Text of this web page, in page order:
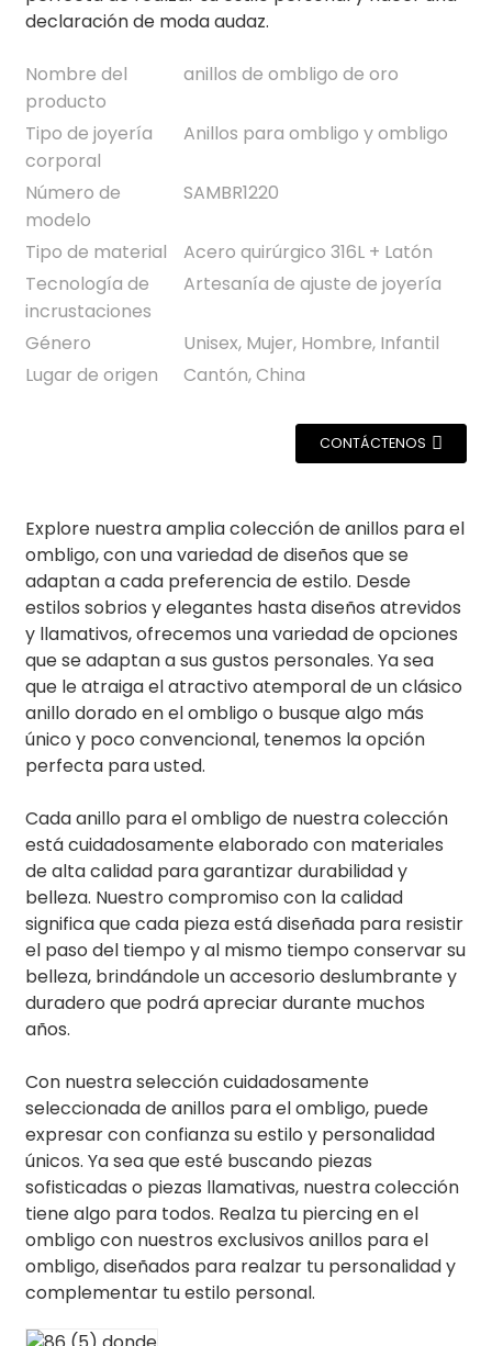
declaración de moda audaz.
Nombre del
producto
anillos de ombligo de oro
Tipo de joyería
corporal
Anillos para ombligo y ombligo
Número de
modelo
SAMBR1220
Tipo de material
Acero quirúrgico 316L + Latón
Tecnología de
incrustaciones
Artesanía de ajuste de joyería
Género
Unisex, Mujer, Hombre, Infantil
Lugar de origen
Cantón, China
CONTÁCTENOS
Explore nuestra amplia colección de anillos para el
ombligo, con una variedad de diseños que se
adaptan a cada preferencia de estilo. Desde
estilos sobrios y elegantes hasta diseños atrevidos
y llamativos, ofrecemos una variedad de opciones
que se adaptan a sus gustos personales. Ya sea
que le atraiga el atractivo atemporal de un clásico
anillo dorado en el ombligo o busque algo más
único y poco convencional, tenemos la opción
perfecta para usted.
Cada anillo para el ombligo de nuestra colección
está cuidadosamente elaborado con materiales
de alta calidad para garantizar durabilidad y
belleza. Nuestro compromiso con la calidad
significa que cada pieza está diseñada para resistir
el paso del tiempo y al mismo tiempo conservar su
belleza, brindándole un accesorio deslumbrante y
duradero que podrá apreciar durante muchos
años.
Con nuestra selección cuidadosamente
seleccionada de anillos para el ombligo, puede
expresar con confianza su estilo y personalidad
únicos. Ya sea que esté buscando piezas
sofisticadas o piezas llamativas, nuestra colección
tiene algo para todos. Realza tu piercing en el
ombligo con nuestros exclusivos anillos para el
ombligo, diseñados para realzar tu personalidad y
complementar tu estilo personal.